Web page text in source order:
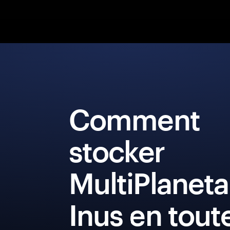
Comment
stocker
Inus en